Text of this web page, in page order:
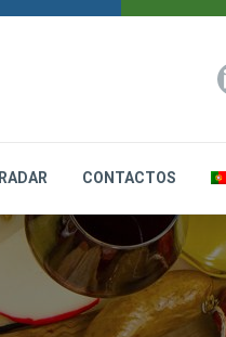
RADAR CONTACTOS